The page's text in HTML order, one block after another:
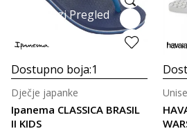
Brzi Pregled
Dostupno boja:1
Ipanema CLASSICA BRASIL
II KIDS
Dječje japanke